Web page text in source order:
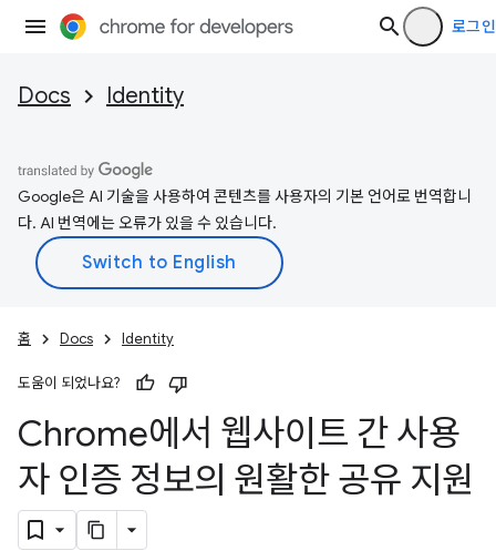
로그인
Docs Identity
Google은 AI 기술을 사용하여 콘텐츠를 사용자의 기본 언어로 번역합니
다. AI 번역에는 오류가 있을 수 있습니다.
홈 Docs Identity
도움이 되었나요?
Chrome에서 웹사이트 간 사용
자 인증 정보의 원활한 공유 지원